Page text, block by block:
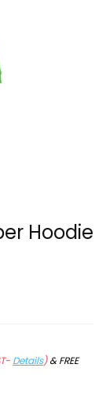
Hoodie
Details)&FREE